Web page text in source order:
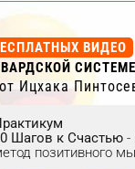
ВИДЕО
от Ицхака
Шагов к Счастью -
позитивного